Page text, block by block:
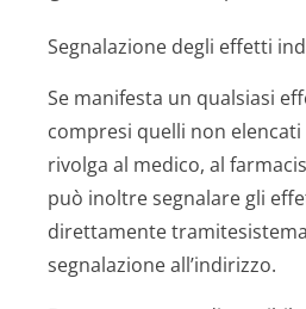
Segnalazione degli effetti
Se manifesta un qualsiasi
compresi quelli non
rivolga al medico, al
può inoltre segnalare gli
direttamente
segnalazione all’indirizzo.